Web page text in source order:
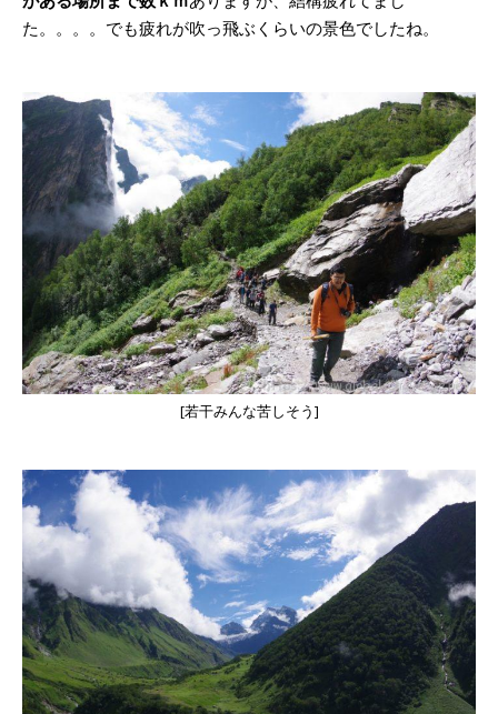
た。。。。でも疲れが吹っ飛ぶくらいの景色でしたね。
[若干みんな苦しそう]